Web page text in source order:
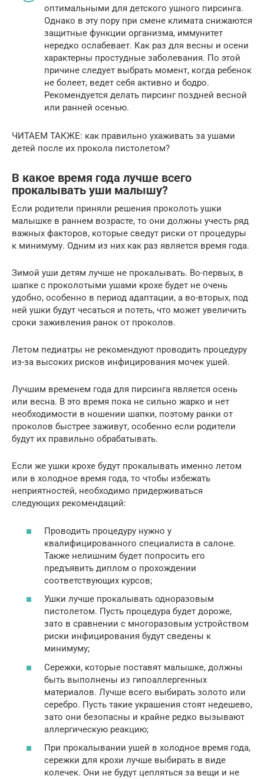
оптимальными для детского ушного пирсинга.
Однако в эту пору при смене климата снижаются
защитные функции организма, иммунитет
нередко ослабевает. Как раз для весны и осени
характерны простудные заболевания. По этой
причине следует выбрать момент, когда ребенок
не болеет, ведет себя активно и бодро.
Рекомендуется делать пирсинг поздней весной
или ранней осенью.
ЧИТАЕМ ТАКЖЕ: как правильно ухаживать за ушами
детей после их прокола пистолетом?
В какое время года лучше всего
прокалывать уши малышу?
Если родители приняли решения проколоть ушки
малышке в раннем возрасте, то они должны учесть ряд
важных факторов, которые сведут риски от процедуры
к минимуму. Одним из них как раз является время года.
Зимой уши детям лучше не прокалывать. Во-первых, в
шапке с проколотыми ушами крохе будет не очень
удобно, особенно в период адаптации, а во-вторых, под
ней ушки будут чесаться и потеть, что может увеличить
сроки заживления ранок от проколов.
Летом педиатры не рекомендуют проводить процедуру
из-за высоких рисков инфицирования мочек ушей.
Лучшим временем года для пирсинга является осень
или весна. В это время пока не сильно жарко и нет
необходимости в ношении шапки, поэтому ранки от
проколов быстрее заживут, особенно если родители
будут их правильно обрабатывать.
Если же ушки крохе будут прокалывать именно летом
или в холодное время года, то чтобы избежать
неприятностей, необходимо придерживаться
следующих рекомендаций:
Проводить процедуру нужно у
квалифицированного специалиста в салоне.
Также нелишним будет попросить его
предъявить диплом о прохождении
соответствующих курсов;
Ушки лучше прокалывать одноразовым
пистолетом. Пусть процедура будет дороже,
зато в сравнении с многоразовым устройством
риски инфицирования будут сведены к
минимуму;
Сережки, которые поставят малышке, должны
быть выполнены из гипоаллергенных
материалов. Лучше всего выбирать золото или
серебро. Пусть такие украшения стоят недешево,
зато они безопасны и крайне редко вызывают
аллергическую реакцию;
При прокалывании ушей в холодное время года,
сережки для крохи лучше выбирать в виде
колечек. Они не будут цепляться за вещи и не